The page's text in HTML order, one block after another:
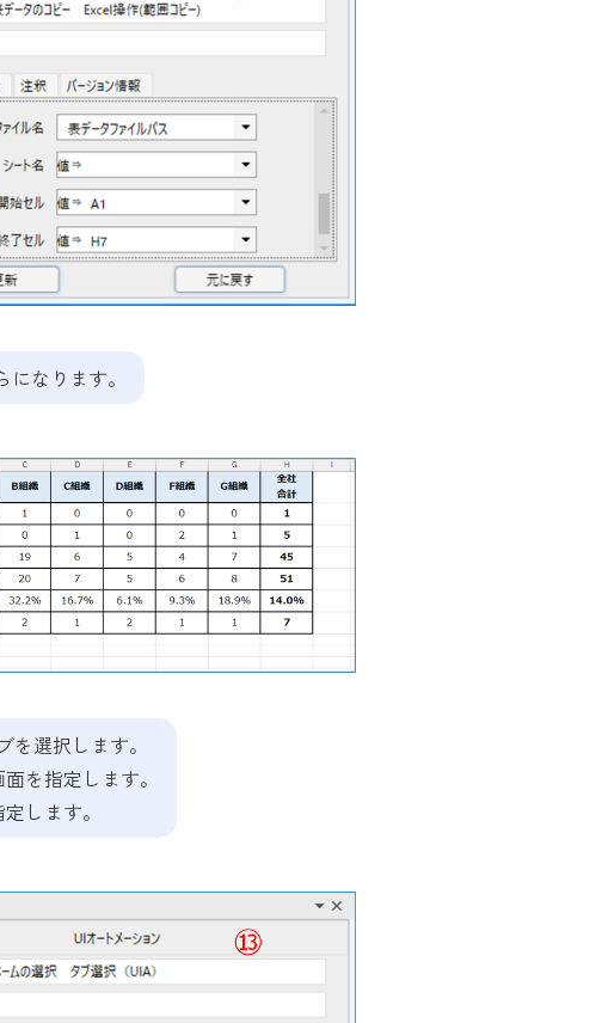
なります。
選択します。
を指定します。
します。